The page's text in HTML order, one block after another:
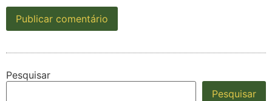
Pesquisar
Pesquisar